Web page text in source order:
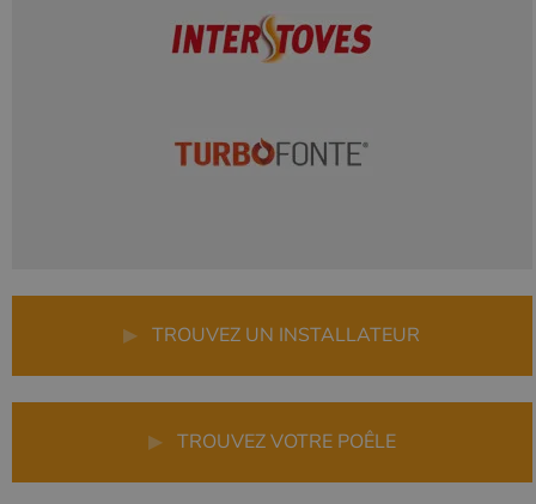
▶ TROUVEZ UN INSTALLATEUR
▶ TROUVEZ VOTRE POÊLE